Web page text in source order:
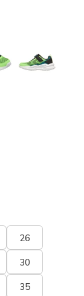
26
30
35